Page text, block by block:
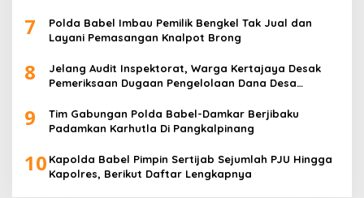
7
Polda Babel Imbau Pemilik Bengkel Tak Jual dan
Layani Pemasangan Knalpot Brong
8
Jelang Audit Inspektorat, Warga Kertajaya Desak
Pemeriksaan Dugaan Pengelolaan Dana Desa
9
Tim Gabungan Polda Babel-Damkar Berjibaku
Padamkan Karhutla Di Pangkalpinang
10 Kapolda Babel Pimpin Sertijab Sejumlah PJU Hingga
Kapolres, Berikut Daftar Lengkapnya